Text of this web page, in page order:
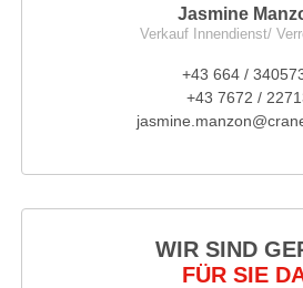
Jasmine
Verkauf Innendienst/
+43 664 /
+43 7672 /
WIR SIND
FÜR SIE